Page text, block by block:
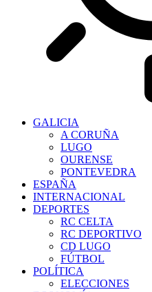
GALICIA
A CORUÑA
LUGO
OURENSE
PONTEVEDRA
ESPAÑA
INTERNACIONAL
DEPORTES
RC CELTA
RC DEPORTIVO
CD LUGO
FÚTBOL
POLÍTICA
ELECCIONES